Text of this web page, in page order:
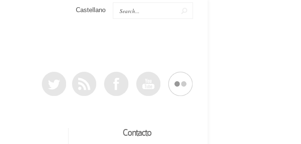
Castellano
Contacto